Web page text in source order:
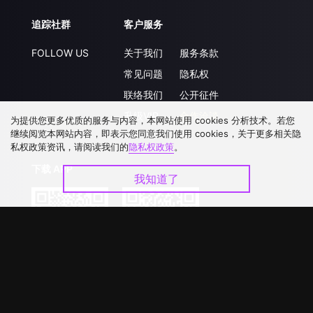
追踪社群
FOLLOW US
客户服务
关于我们
常见问题
联络我们
升级VIP
服务条款
隐私权
公开征件
合作洽談
下载 APP
为提供您更多优质的服务与内容，本网站使用 cookies 分析技术。若您
继续阅览本网站内容，即表示您同意我们使用 cookies，关于更多相关隐
私权政策资讯，请阅读我们的隐私权政策。
我知道了